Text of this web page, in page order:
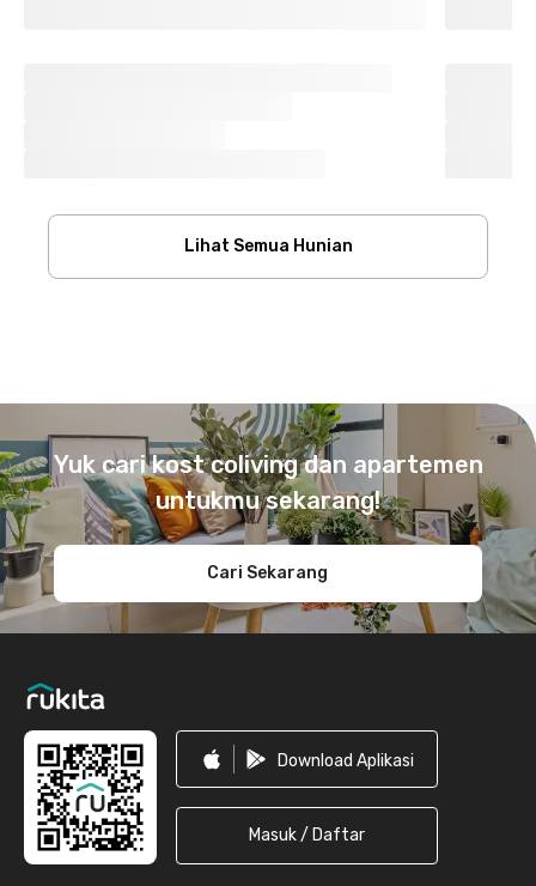
Lihat Semua Hunian
Yuk cari kost coliving dan apartemen
untukmu sekarang!
Cari Sekarang
Download Aplikasi
Masuk / Daftar